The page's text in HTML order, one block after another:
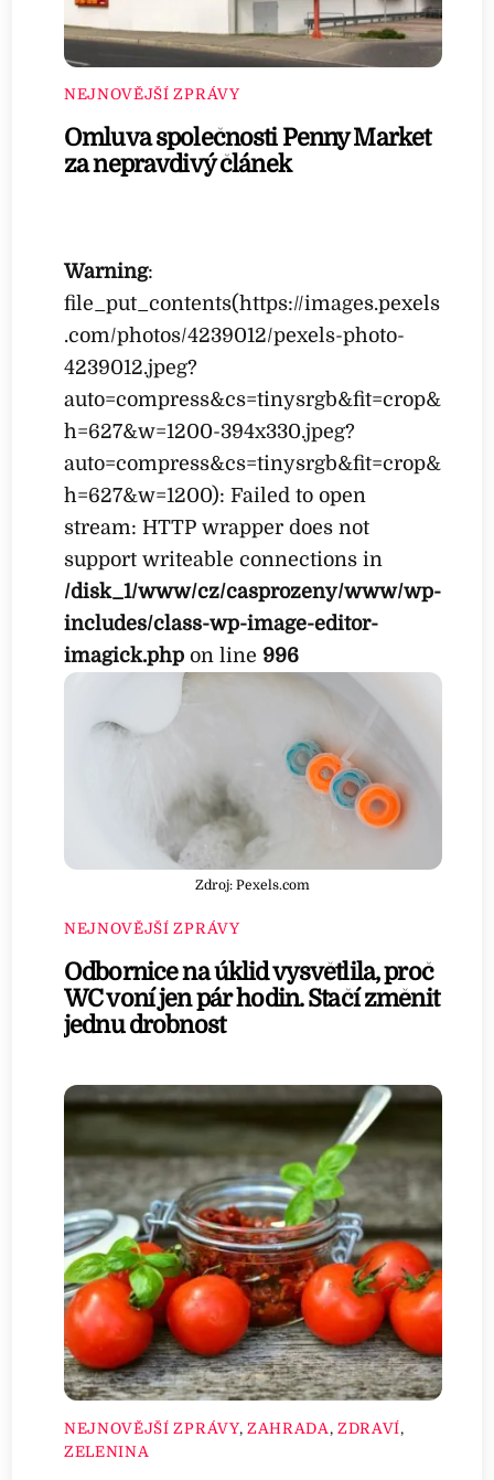
NEJNOVĚJŠÍ ZPRÁVY
Omluva společnosti Penny Market
za nepravdivý článek
Warning:
file_put_contents(https://images.pexels
.com/photos/4239012/pexels-photo-
4239012.jpeg?
auto=compress&cs=tinysrgb&fit=crop&
h=627&w=1200-394x330.jpeg?
auto=compress&cs=tinysrgb&fit=crop&
h=627&w=1200): Failed to open
stream: HTTP wrapper does not
support writeable connections in
/disk_1/www/cz/casprozeny/www/wp-
includes/class-wp-image-editor-
imagick.php on line 996
Zdroj: Pexels.com
NEJNOVĚJŠÍ ZPRÁVY
Odbornice na úklid vysvětlila, proč
WC voní jen pár hodin. Stačí změnit
jednu drobnost
NEJNOVĚJŠÍ ZPRÁVY, ZAHRADA , ZDRAVÍ,
ZELENINA